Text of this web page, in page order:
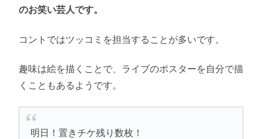
のお笑い芸人です。
コントではツッコミを担当することが多いです。
趣味は絵を描くことで、ライブのポスターを自分で描
くこともあるようです。
明日！置きチケ残り数枚！